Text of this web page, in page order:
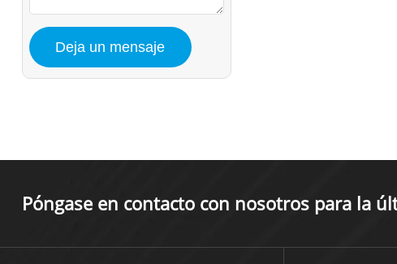
Póngase en contacto con nosotros para la